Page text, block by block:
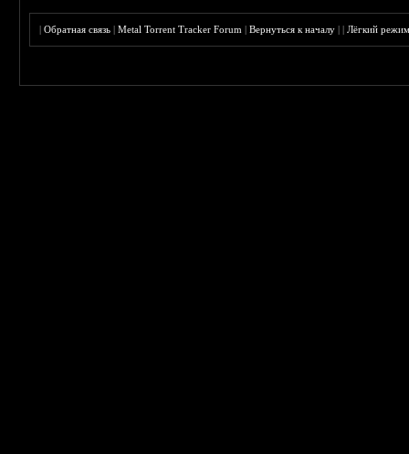
|Обратная связь |Metal Torrent Tracker Forum |Вернуться к началу ||Лёгкий